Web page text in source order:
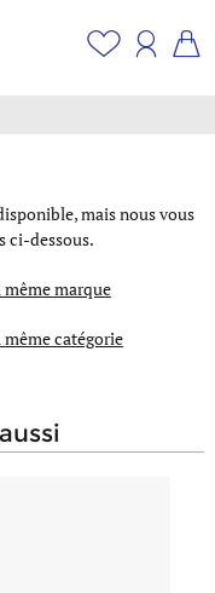
mais nous vous
ci-dessous.
marque
catégorie